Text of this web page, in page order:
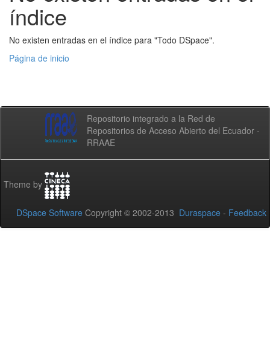
índice
No existen entradas en el índice para "Todo DSpace".
Página de inicio
Repositorio integrado a la Red de
Repositorios de Acceso Abierto del Ecuador -
RRAAE
Theme by
DSpace Software Copyright © 2002-2013 Duraspace - Feedback